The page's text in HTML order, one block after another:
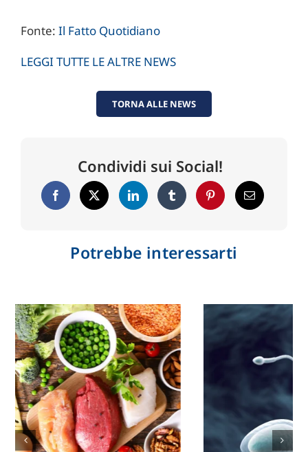
Fonte: Il Fatto Quotidiano
LEGGI TUTTE LE ALTRE NEWS
TORNA ALLE NEWS
Condividi sui Social!
Potrebbe interessarti